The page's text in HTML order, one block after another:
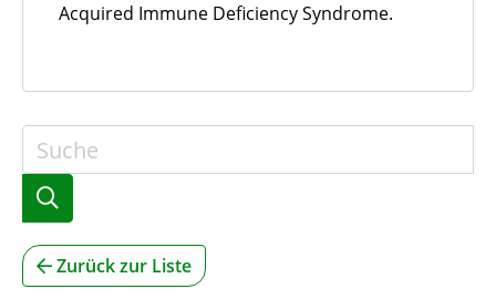
Acquired Immune Deficiency Syndrome.
Zurück zur Liste